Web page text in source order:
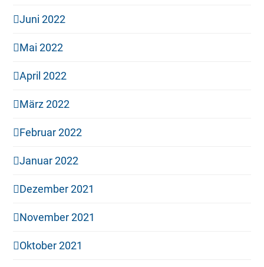
Juni 2022
Mai 2022
April 2022
März 2022
Februar 2022
Januar 2022
Dezember 2021
November 2021
Oktober 2021